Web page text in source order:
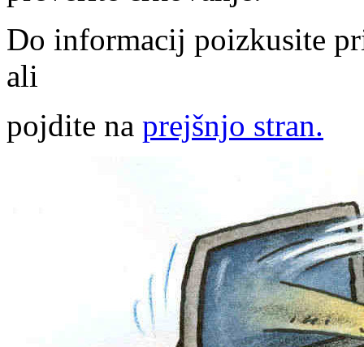
Do informacij poizkusite
ali
pojdite na prejšnjo stran.